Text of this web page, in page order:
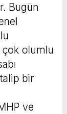
Bugün
olumlu
bir
ve